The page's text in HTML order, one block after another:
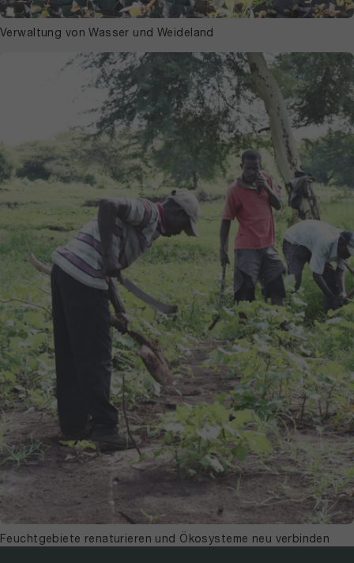
Verwaltung von Wasser und Weideland
Feuchtgebiete renaturieren und Ökosysteme neu verbinden